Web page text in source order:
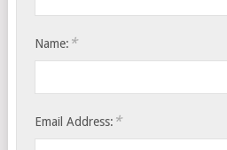
Name: *
Email Address: *